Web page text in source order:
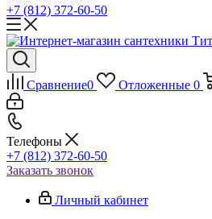
+7 (812) 372-60-50
Сравнение0 Отложенные 0
Телефоны
+7 (812) 372-60-50
Заказать звонок
Личный кабинет